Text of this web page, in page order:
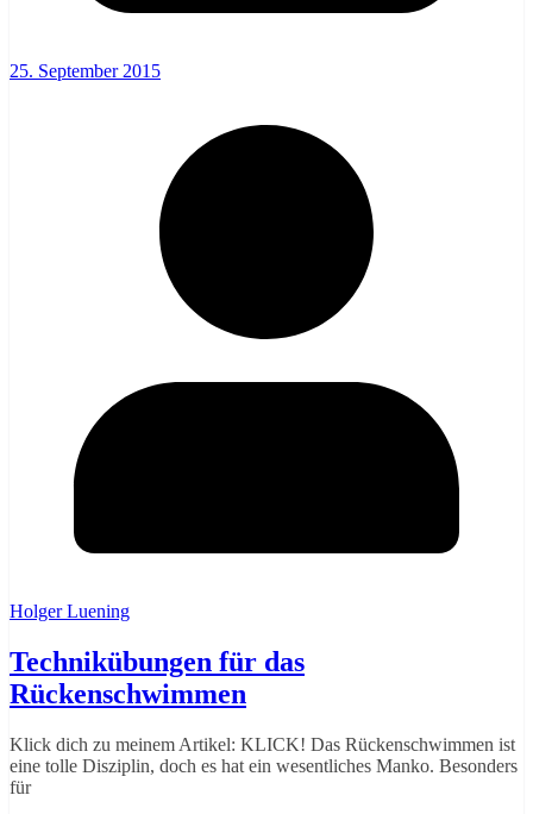
25. September 2015
Holger Luening
Technikübungen für das
Rückenschwimmen
Klick dich zu meinem Artikel: KLICK! Das Rückenschwimmen ist
eine tolle Disziplin, doch es hat ein wesentliches Manko. Besonders
für